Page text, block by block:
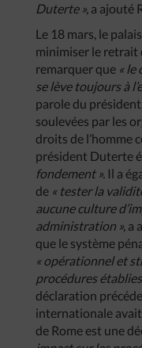
Duterte », a ajouté
Le 18 mars, le
minimiser le retrait
remarquer que « le
se lève toujours à
parole du
soulevées par les
droits de l’homme
président Duterte
fondement ». Il a
de « tester la
aucune culture
administration », a
que le système
« opérationnel et
procédures
déclaration
internationale
de Rome est une